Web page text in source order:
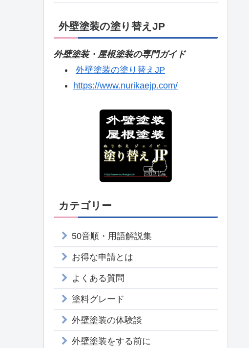
外壁塗装の塗り替えJP
外壁塗装・屋根塗装の専門ガイド
外壁塗装の塗り替えJP
https://www.nurikaejp.com/
カテゴリー
50音順・用語解説集
お得な申請とは
よくある質問
塗料グレード
外壁塗装の体験談
外壁塗装をする前に